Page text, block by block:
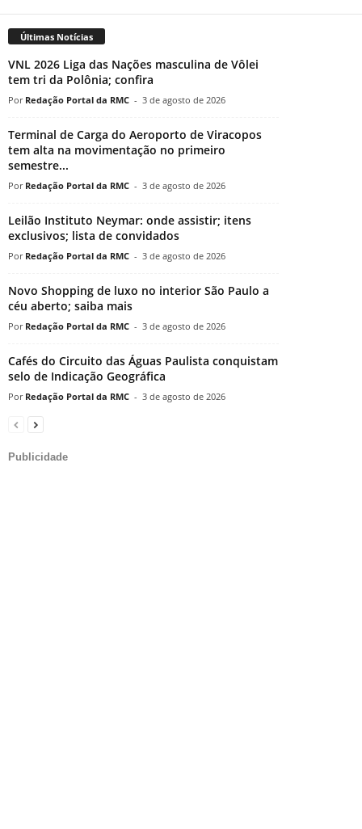
Últimas Notícias
VNL 2026 Liga das Nações masculina de Vôlei
tem tri da Polônia; confira
Redação Portal da RMC - 3 de agosto de 2026
Terminal de Carga do Aeroporto de Viracopos
tem alta na movimentação no primeiro
semestre...
Redação Portal da RMC - 3 de agosto de 2026
Leilão Instituto Neymar: onde assistir; itens
exclusivos; lista de convidados
Redação Portal da RMC - 3 de agosto de 2026
Novo Shopping de luxo no interior São Paulo a
céu aberto; saiba mais
Redação Portal da RMC - 3 de agosto de 2026
Cafés do Circuito das Águas Paulista conquistam
selo de Indicação Geográfica
Redação Portal da RMC - 3 de agosto de 2026
Publicidade